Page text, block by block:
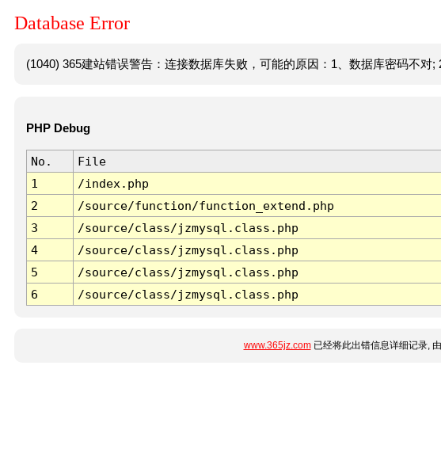
Database Error
(1040) 365建站错误警告：连接数据库失败，可能的原因：1、数据库密码不对;
PHP Debug
No. File
1
/index.php
2
/source/function/function_extend.php
3
/source/class/jzmysql.class.php
4
/source/class/jzmysql.class.php
5
/source/class/jzmysql.class.php
6
/source/class/jzmysql.class.php
www.365jz.com已经将此出错信息详细记录,